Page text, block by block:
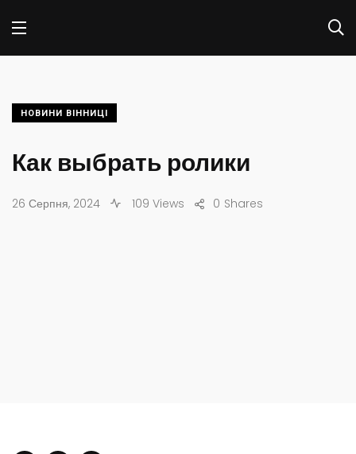
НОВИНИ ВІННИЦІ
Как выбрать ролики
26 Серпня, 2024 109 Views Shares
0